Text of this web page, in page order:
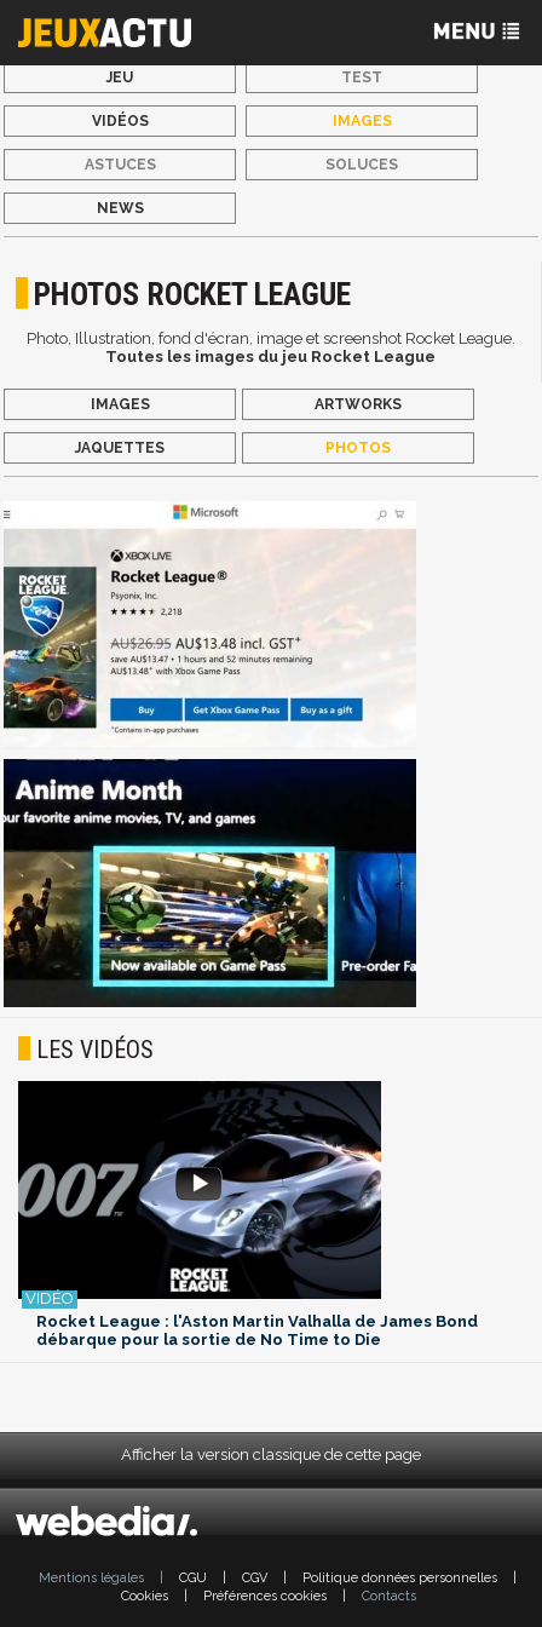
JEU TEST
VIDÉOS IMAGES
ASTUCES SOLUCES
NEWS
PHOTOS ROCKET LEAGUE
Photo, Illustration, fond d'écran, image et screenshot Rocket League.
Toutes les images du jeu Rocket League
IMAGES ARTWORKS
JAQUETTES PHOTOS
LES VIDÉOS
Rocket League : l'Aston Martin Valhalla de James Bond
débarque pour la sortie de No Time to Die
Afficher la version classique de cette page
Mentions légales CGU CGV Politique données personnelles
Cookies
Préférences cookies Contacts